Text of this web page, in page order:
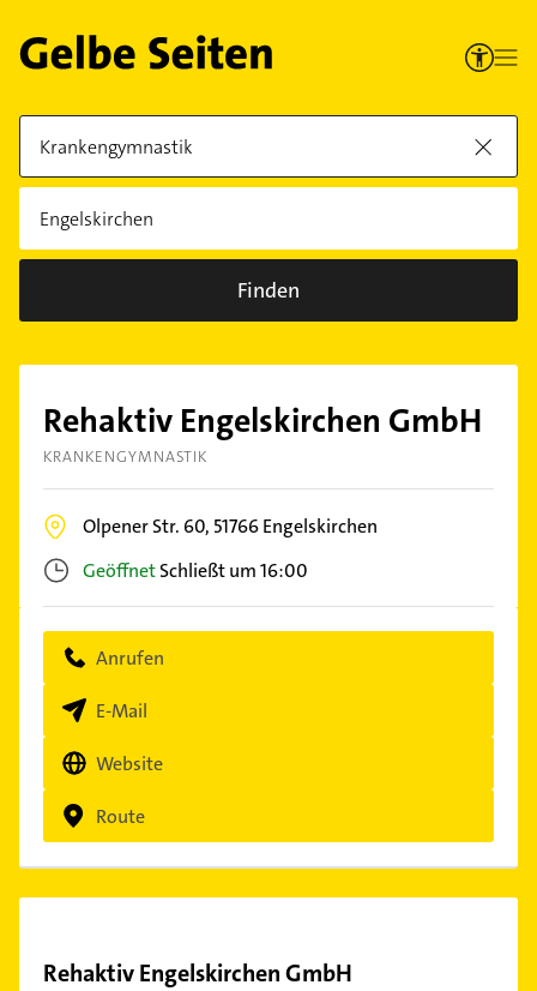
Finden
Rehaktiv Engelskirchen GmbH
KRANKENGYMNASTIK
Olpener Str. 60, 51766Engelskirchen
GeöffnetSchließt um 16:00
Anrufen
E-Mail
Website
Route
Rehaktiv Engelskirchen GmbH